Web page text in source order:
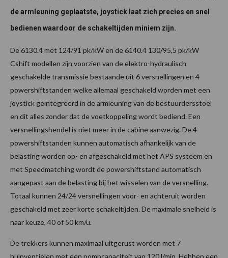
de armleuning geplaatste, joystick laat zich precies en snel
bedienen waardoor de schakeltijden miniem zijn.
De 6130.4 met 124/91 pk/kW en de 6140.4 130/95,5 pk/kW
Cshift modellen zijn voorzien van de elektro-hydraulisch
geschakelde transmissie bestaande uit 6 versnellingen en 4
powershiftstanden welke allemaal geschakeld worden met een
joystick geïntegreerd in de armleuning van de bestuurdersstoel
en dit alles zonder dat de voetkoppeling wordt bediend. Een
versnellingshendel is niet meer in de cabine aanwezig. De 4-
powershiftstanden kunnen automatisch afhankelijk van de
belasting worden op- en afgeschakeld met het APS systeem en
met Speedmatching wordt de powershiftstand automatisch
aangepast aan de belasting bij het wisselen van de versnelling.
Totaal kunnen 24/24 versnellingen voor- en achteruit worden
geschakeld met zeer korte schakeltijden. De maximale snelheid is
naar keuze, 40 of 50 km/u.
De trekkers kunnen maximaal uitgerust worden met 7
hulpventielen met een pompcapaciteit van 120 l/min. Hebben een